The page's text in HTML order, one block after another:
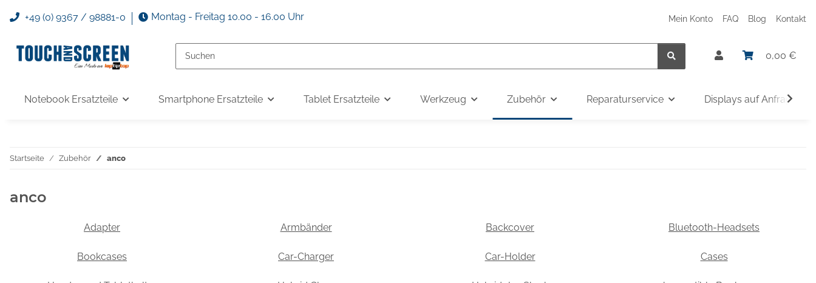
+49 (0) 9367 / 98881-0 Montag - Freitag 10.00 - 16.00 Uhr Mein Konto FAQ Blog Kontakt
0,00 €
Notebook Ersatzteile Smartphone Ersatzteile Tablet Ersatzteile Werkzeug Zubehör Reparaturservice Displays auf Anfrage
Startseite Zubehör anco
anco
Adapter Armbänder Backcover Bluetooth-Headsets
Bookcases Car-Charger Car-Holder Cases